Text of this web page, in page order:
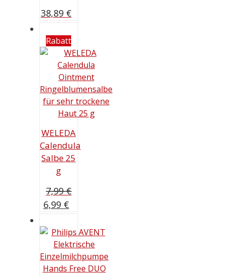
38,89 €
Rabatt
WELEDA
Calendula
Salbe 25
g
7,99€
Ursprünglicher
war:
7,99 €
6,99 €Aktueller
6,99 €.